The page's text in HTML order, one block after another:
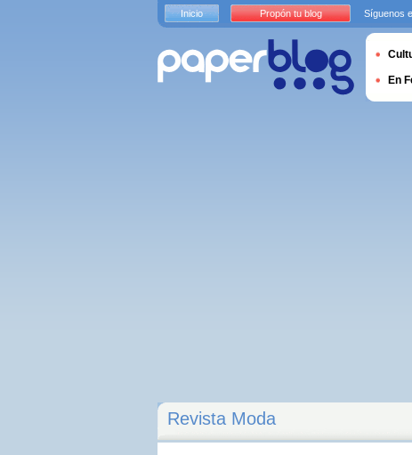
Revista Moda
Inicio Propón tu blog Síguenos
En